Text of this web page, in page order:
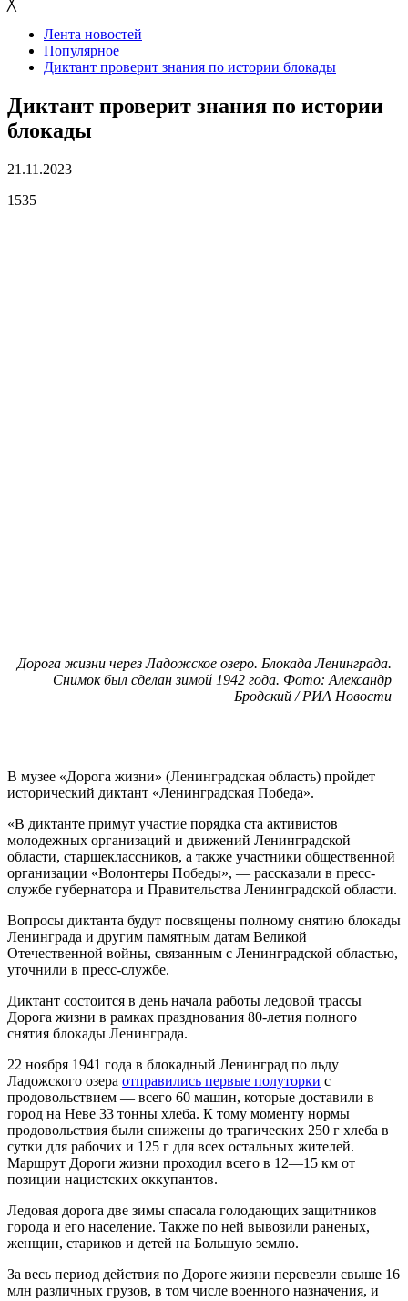
╳
Лента новостей
Популярное
Диктант проверит знания по истории блокады
Диктант проверит знания по истории
блокады
21.11.2023
1535
Дорога жизни через Ладожское озеро. Блокада Ленинграда.
Снимок был сделан зимой 1942 года. Фото: Александр
Бродский / РИА Новости
В музее «Дорога жизни» (Ленинградская область) пройдет
исторический диктант «Ленинградская Победа».
«В диктанте примут участие порядка ста активистов
молодежных организаций и движений Ленинградской
области, старшеклассников, а также участники общественной
организации «Волонтеры Победы», — рассказали в пресс-
службе губернатора и Правительства Ленинградской области.
Вопросы диктанта будут посвящены полному снятию блокады
Ленинграда и другим памятным датам Великой
Отечественной войны, связанным с Ленинградской областью,
уточнили в пресс-службе.
Диктант состоится в день начала работы ледовой трассы
Дорога жизни в рамках празднования 80-летия полного
снятия блокады Ленинграда.
22 ноября 1941 года в блокадный Ленинград по льду
Ладожского озера отправились первые полуторки с
продовольствием — всего 60 машин, которые доставили в
город на Неве 33 тонны хлеба. К тому моменту нормы
продовольствия были снижены до трагических 250 г хлеба в
сутки для рабочих и 125 г для всех остальных жителей.
Маршрут Дороги жизни проходил всего в 12—15 км от
позиции нацистских оккупантов.
Ледовая дорога две зимы спасала голодающих защитников
города и его население. Также по ней вывозили раненых,
женщин, стариков и детей на Большую землю.
За весь период действия по Дороге жизни перевезли свыше 16
млн различных грузов, в том числе военного назначения, и